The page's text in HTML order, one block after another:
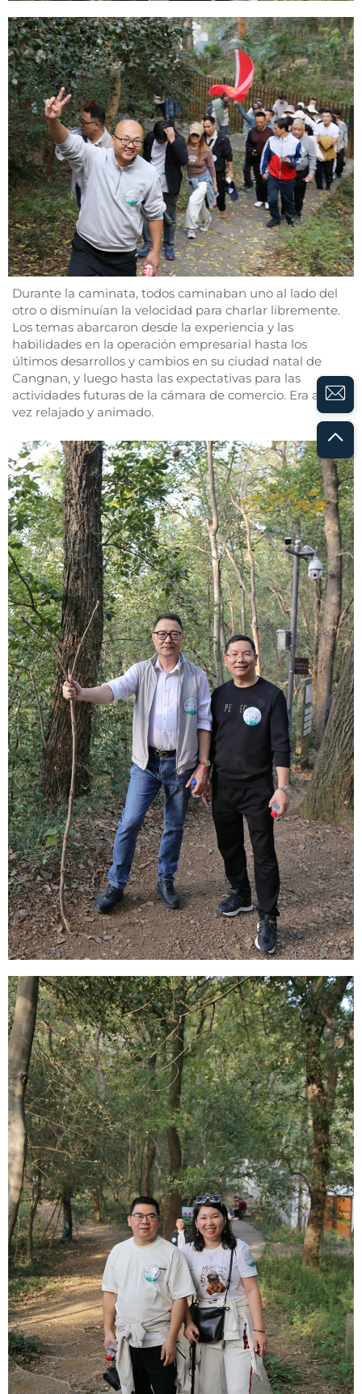
Durante la caminata, todos caminaban uno al lado del
otro o disminuían la velocidad para charlar libremente.
Los temas abarcaron desde la experiencia y las
habilidades en la operación empresarial hasta los
últimos desarrollos y cambios en su ciudad natal de
Cangnan, y luego hasta las expectativas para las
actividades futuras de la cámara de comercio. Era a la
vez relajado y animado.